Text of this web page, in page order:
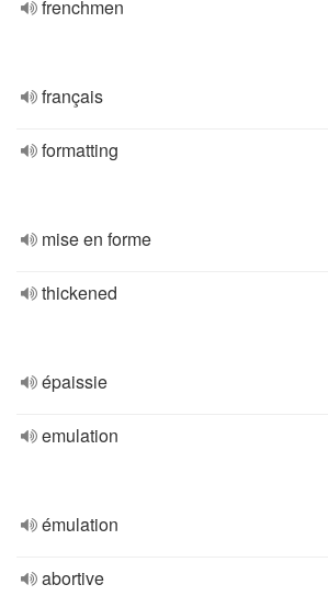
frenchmen
français
formatting
mise en forme
thickened
épaissie
emulation
émulation
abortive